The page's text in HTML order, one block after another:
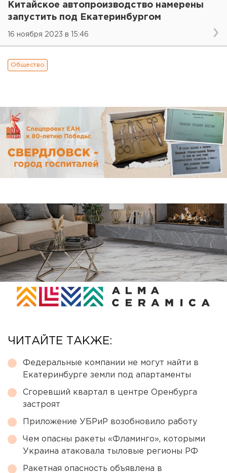
Китайское автопроизводство намерены
запустить под Екатеринбургом
16 ноября 2023 в 15:46
Общество
ЧИТАЙТЕ ТАКЖЕ:
Федеральные компании не могут найти в
Екатеринбурге земли под апартаменты
Сгоревший квартал в центре Оренбурга
застроят
Приложение УБРиР возобновило работу
Чем опасны ракеты «Фламинго», которыми
Украина атаковала тыловые регионы РФ
Ракетная опасность объявлена в